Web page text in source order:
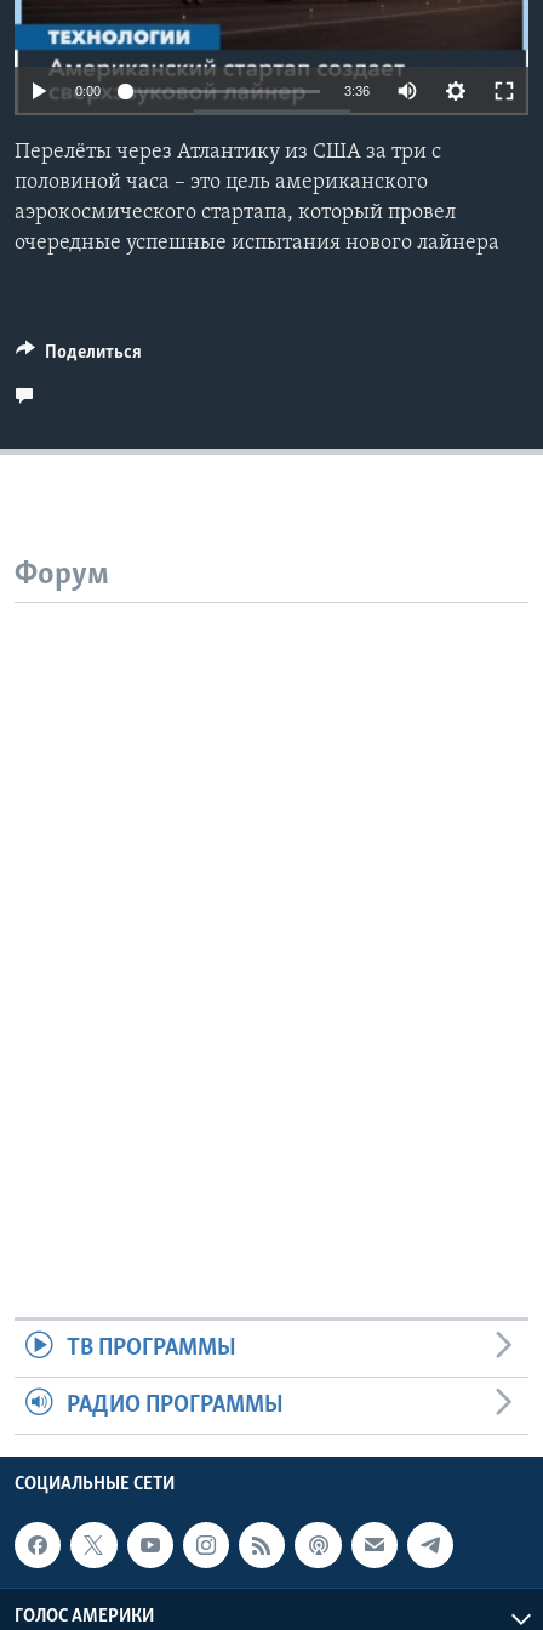
Learning English
СОЦИАЛЬНЫЕ СЕТИ
Языки
0:00 3:36
Перелёты через Атлантику из США за три с
половиной часа – это цель американского
аэрокосмического стартапа, который провел
очередные успешные испытания нового лайнера
Поделиться
Форум
ТВ ПРОГРАММЫ
РАДИО ПРОГРАММЫ
СОЦИАЛЬНЫЕ СЕТИ
ГОЛОС АМЕРИКИ